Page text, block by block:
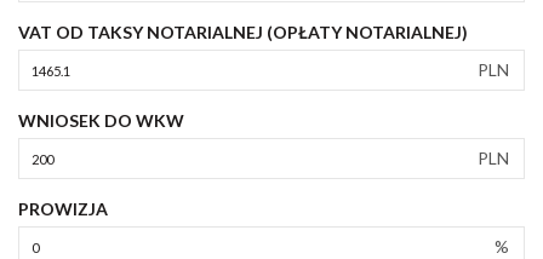
VAT OD TAKSY NOTARIALNEJ (OPŁATY NOTARIALNEJ)
PLN
WNIOSEK DO WKW
PLN
PROWIZJA
%